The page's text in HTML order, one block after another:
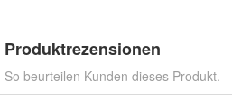
Produktrezensionen
So beurteilen Kunden dieses Produkt.